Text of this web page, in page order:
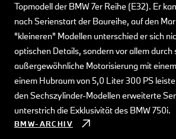
Topmodell der BMW 7er Reihe (E32). Er
nach Serienstart der Baureihe, auf den
"kleineren" Modellen unterschied er sich
optischen Details, sondern vor allem durch
außergewöhnliche Motorisierung mit
einem Hubraum von 5,0 Liter 300 PS
den Sechszylinder-Modellen erweiterte
unterstrich die Exklusivität des BMW 750i.
BMW-ARCHIV